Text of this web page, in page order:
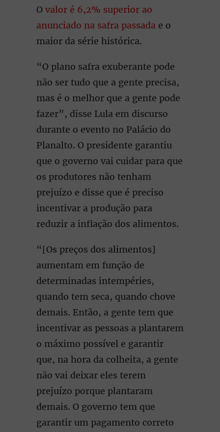
O valor é 6,2% superior ao
anunciado na safra passada e o
maior da série histórica.
“O plano safra exuberante pode
não ser tudo que a gente precisa,
mas é o melhor que a gente pode
fazer”, disse Lula em discurso
durante o evento no Palácio do
Planalto. O presidente garantiu
que o governo vai cuidar para que
os produtores não tenham
prejuízo e disse que é preciso
incentivar a produção para
reduzir a inflação dos alimentos.
“[Os preços dos alimentos]
aumentam em função de
determinadas intempéries,
quando tem seca, quando chove
demais. Então, a gente tem que
incentivar as pessoas a plantarem
o máximo possível e garantir
que, na hora da colheita, a gente
não vai deixar eles terem
prejuízo porque plantaram
demais. O governo tem que
garantir um pagamento correto